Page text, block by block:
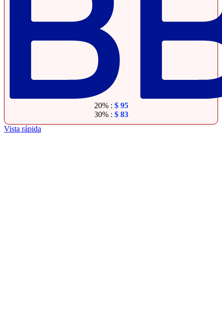
20% : $95
30% : $83
Vista rápida